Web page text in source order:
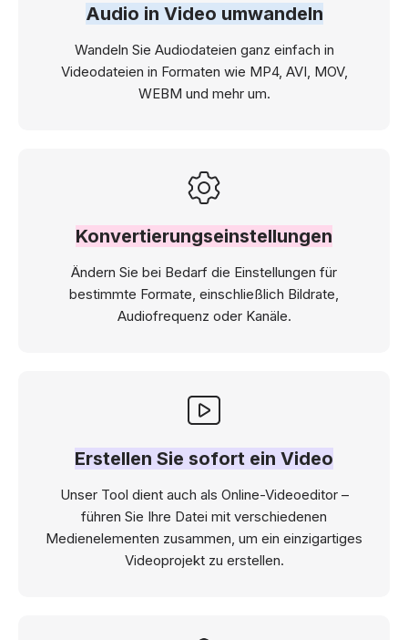
Audio in Video umwandeln
Wandeln Sie Audiodateien ganz einfach in
Videodateien in Formaten wie MP4, AVI, MOV,
WEBM und mehr um.
Konvertierungseinstellungen
Ändern Sie bei Bedarf die Einstellungen für
bestimmte Formate, einschließlich Bildrate,
Audiofrequenz oder Kanäle.
Erstellen Sie sofort ein Video
Unser Tool dient auch als Online-Videoeditor –
führen Sie Ihre Datei mit verschiedenen
Medienelementen zusammen, um ein einzigartiges
Videoprojekt zu erstellen.